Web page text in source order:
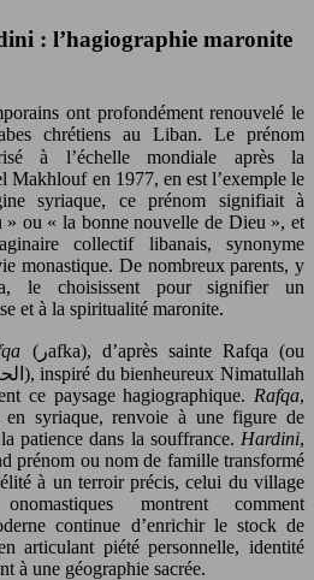
: l’hagiographie maronite
ont profondément renouvelé le
chrétiens au Liban. Le prénom
Makhlouf en 1977, en est l’exemple le
syriaque, ce prénom signifiait à
» ou « la bonne nouvelle de Dieu », et
collectif libanais, synonyme
monastique. De nombreux parents, y
le choisissent pour signifier un
et à la spiritualité maronite.
(رafka), d’après sainte Rafqa (ou
ce paysage hagiographique. Rafqa,
syriaque, renvoie à une figure de
patience dans la souffrance. Hardini,
prénom ou nom de famille transformé
à un terroir précis, celui du village
montrent comment
continue d’enrichir le stock de
articulant piété personnelle, identité
à une géographie sacrée.